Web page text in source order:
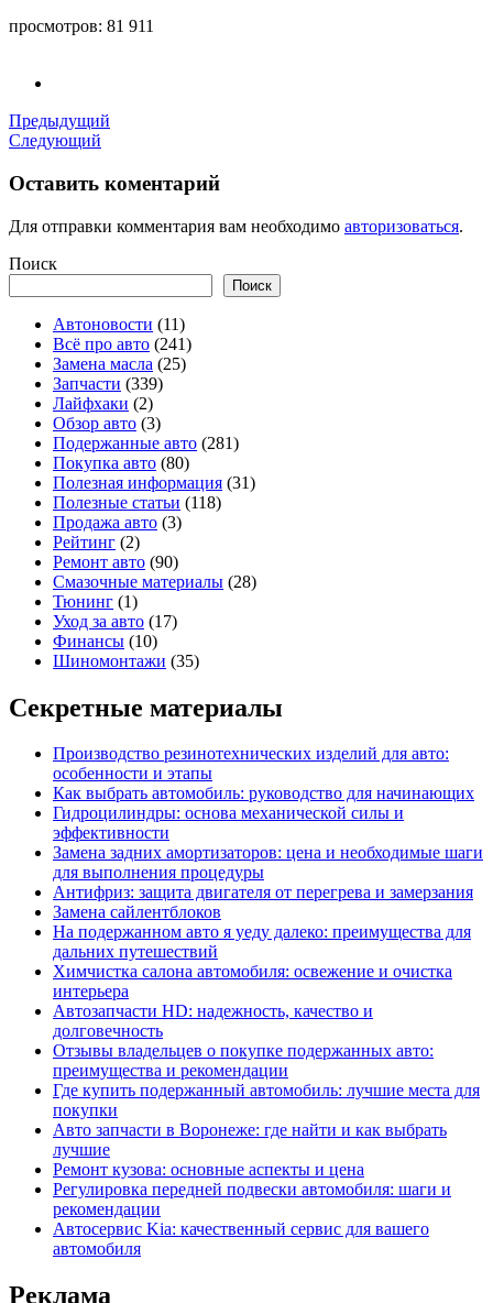
просмотров: 81 911
Предыдущий
Следующий
Оставить коментарий
Для отправки комментария вам необходимо авторизоваться.
Поиск
Поиск
Автоновости (11)
Всё про авто (241)
Замена масла (25)
Запчасти (339)
Лайфхаки (2)
Обзор авто (3)
Подержанные авто (281)
Покупка авто (80)
Полезная информация (31)
Полезные статьи (118)
Продажа авто (3)
Рейтинг (2)
Ремонт авто (90)
Смазочные материалы (28)
Тюнинг (1)
Уход за авто (17)
Финансы (10)
Шиномонтажи (35)
Секретные материалы
Производство резинотехнических изделий для авто:
особенности и этапы
Как выбрать автомобиль: руководство для начинающих
Гидроцилиндры: основа механической силы и
эффективности
Замена задних амортизаторов: цена и необходимые шаги
для выполнения процедуры
Антифриз: защита двигателя от перегрева и замерзания
Замена сайлентблоков
На подержанном авто я уеду далеко: преимущества для
дальних путешествий
Химчистка салона автомобиля: освежение и очистка
интерьера
Автозапчасти HD: надежность, качество и
долговечность
Отзывы владельцев о покупке подержанных авто:
преимущества и рекомендации
Где купить подержанный автомобиль: лучшие места для
покупки
Авто запчасти в Воронеже: где найти и как выбрать
лучшие
Ремонт кузова: основные аспекты и цена
Регулировка передней подвески автомобиля: шаги и
рекомендации
Автосервис Kia: качественный сервис для вашего
автомобиля
Реклама